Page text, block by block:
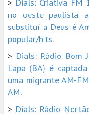
> Dials: Criativa FM
no oeste paulista
substituí a Deus é
popular/hits.
> Dials: Rádio Bom
Lapa (BA) é
uma migrante AM-
AM.
> Dials: Rádio